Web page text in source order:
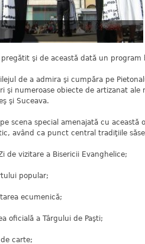
pregătit şi de această dată un
de a admira şi cumpăra pe
şi numeroase obiecte de artizanat
şi Suceava.
scena special amenajată cu
având ca punct central tradiţiile
de vizitare a Bisericii Evanghelice;
popular;
ecumenică;
oficială a Târgului de Paşti;
carte;